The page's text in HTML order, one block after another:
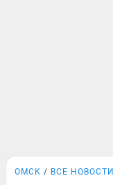
ОМСК ВСЕ НОВОСТИ